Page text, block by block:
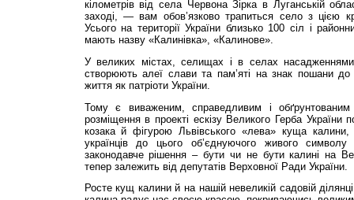
кілометрів від села Червона Зірка в Луганській
заході, — вам обов’язково трапиться село з цією
Усього на території України близько 100 сіл і
мають назву «Калинівка», «Калинове».
У великих містах, селищах і в селах
створюють алеї слави та пам’яті на знак пошани до
життя як патріоти України.
Тому є виваженим, справедливим і
розміщення в проекті ескізу Великого Герба України
козака й фігурою Львівського «лева» куща
українців до цього об’єднуючого живого
законодавче рішення – бути чи не бути калині на
тепер залежить від депутатів Верховної Ради України.
Росте кущ калини й на нашій невеликій садовій